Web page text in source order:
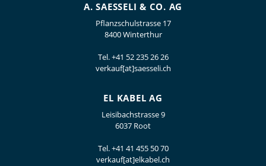
A. SAESSELI & CO. AG
Pflanzschulstrasse 17
8400 Winterthur
Tel.+41 52 235 26 26
verkauf[at]saesseli.ch
EL KABEL AG
Leisibachstrasse 9
6037 Root
Tel.+41 41 455 50 70
verkauf[at]elkabel.ch